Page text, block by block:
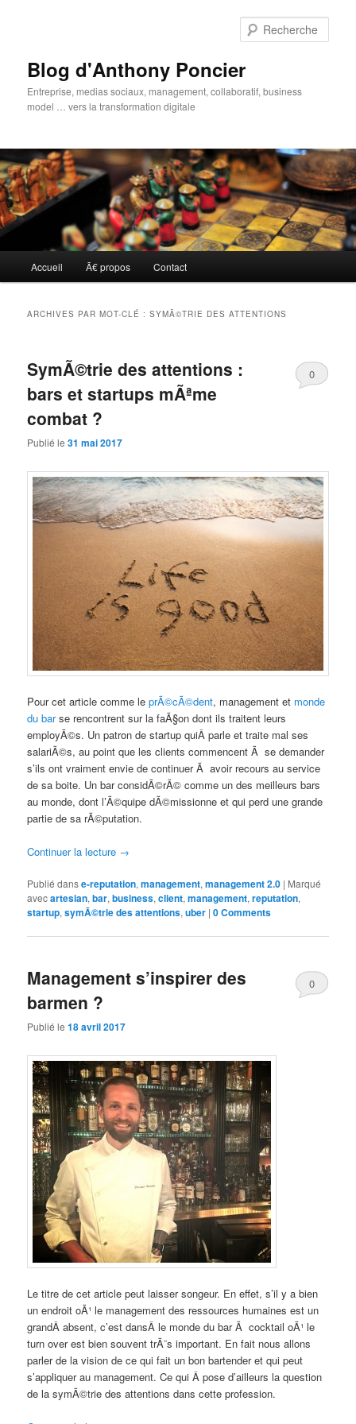
Blog d'Anthony Poncier
Entreprise, medias sociaux, management, collaboratif, business
model … vers la transformation digitale
principal
Accueil Ã€ propos Contact
ARCHIVES PAR MOT-CLÉ :SYMÃ©TRIE DES ATTENTIONS
SymÃ©trie des attentions :
bars et startups mÃªme
combat ?
Publié le31 mai 2017
0
Pour cet article comme leprÃ©cÃ©dent, management et monde
du barse rencontrent sur la faÃ§on dont ils traitent leurs
employÃ©s. Un patron de startup quiÂ parle et traite mal ses
salariÃ©s, au point que les clients commencent Ã se demander
s’ils ont vraiment envie de continuer Ã avoir recours au service
de sa boite. Un bar considÃ©rÃ© comme un des meilleurs bars
au monde, dont l’Ã©quipe dÃ©missionne et qui perd une grande
partie de sa rÃ©putation.
Continuer la lecture →
Publié danse-reputation,management,management 2.0 | Marqué
avecartesian,bar,business,client,management,reputation,
startup,symÃ©trie des attentions,uber |0 Comments
Management s’inspirer des
barmen ?
Publié le18 avril 2017
0
Le titre de cet article peut laisser songeur. En effet, s’il y a bien
un endroit oÃ¹ le management des ressources humaines est un
grandÂ absent, c’est dansÂ le monde du bar Ã cocktail oÃ¹ le
turn over est bien souvent trÃ¨s important. En fait nous allons
parler de la vision de ce qui fait un bon bartender et qui peut
s’appliquer au management. Ce qui Â pose d’ailleurs la question
de la symÃ©trie des attentions dans cette profession.